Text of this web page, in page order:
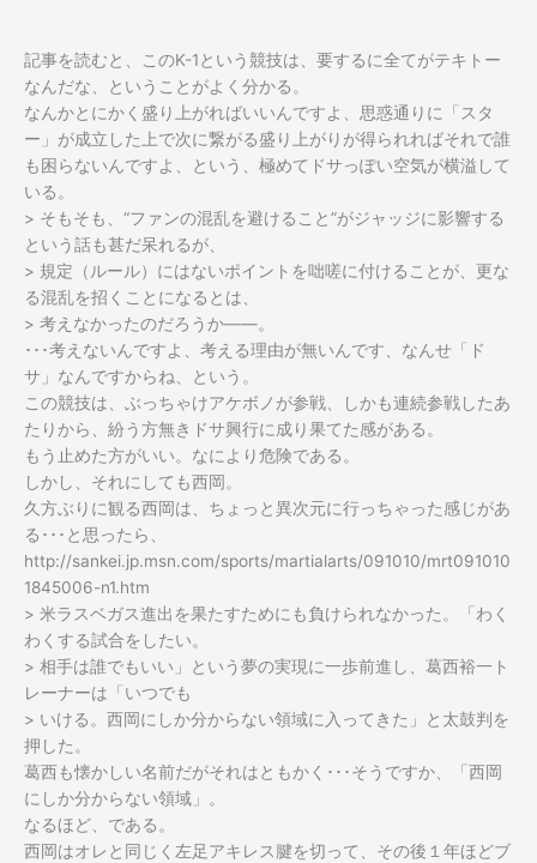
記事を読むと、このK-1という競技は、要するに全てがテキトー
なんだな、ということがよく分かる。
なんかとにかく盛り上がればいいんですよ、思惑通りに「スタ
ー」が成立した上で次に繋がる盛り上がりが得られればそれで誰
も困らないんですよ、という、極めてドサっぽい空気が横溢して
いる。
> そもそも、“ファンの混乱を避けること”がジャッジに影響する
という話も甚だ呆れるが、
> 規定（ルール）にはないポイントを咄嗟に付けることが、更な
る混乱を招くことになるとは、
> 考えなかったのだろうか――。
･･･考えないんですよ、考える理由が無いんです、なんせ「ド
サ」なんですからね、という。
この競技は、ぶっちゃけアケボノが参戦、しかも連続参戦したあ
たりから、紛う方無きドサ興行に成り果てた感がある。
もう止めた方がいい。なにより危険である。
しかし、それにしても西岡。
久方ぶりに観る西岡は、ちょっと異次元に行っちゃった感じがあ
る･･･と思ったら、
http://sankei.jp.msn.com/sports/martialarts/091010/mrt091010
1845006-n1.htm
> 米ラスベガス進出を果たすためにも負けられなかった。「わく
わくする試合をしたい。
> 相手は誰でもいい」という夢の実現に一歩前進し、葛西裕一ト
レーナーは「いつでも
> いける。西岡にしか分からない領域に入ってきた」と太鼓判を
押した。
葛西も懐かしい名前だがそれはともかく･･･そうですか、「西岡
にしか分からない領域」。
なるほど、である。
西岡はオレと同じく左足アキレス腱を切って、その後１年ほどブ